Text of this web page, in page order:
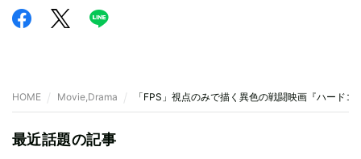
HOME Movie,Drama 「FPS」視点のみで描く異色の戦闘映画『ハードコ
最近話題の記事